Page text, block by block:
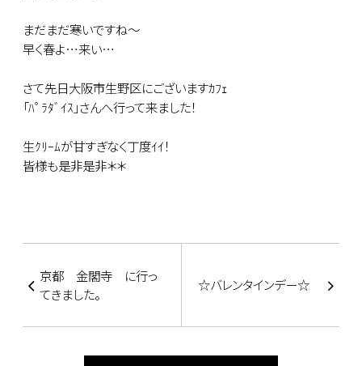
まだまだ寒いですね～
早く春よ…来い…
さて先日大阪市生野区にございますｶﾌｪ
「ﾊﾟﾗﾀﾞｲｽ」さんへ行って来ました！
生ｸﾘｰﾑが甘すぎなく丁度ｲｲ！
皆様も是非是非＊＊
京都 金閣寺 に行っ
てきました。
☆バレンタインデー☆